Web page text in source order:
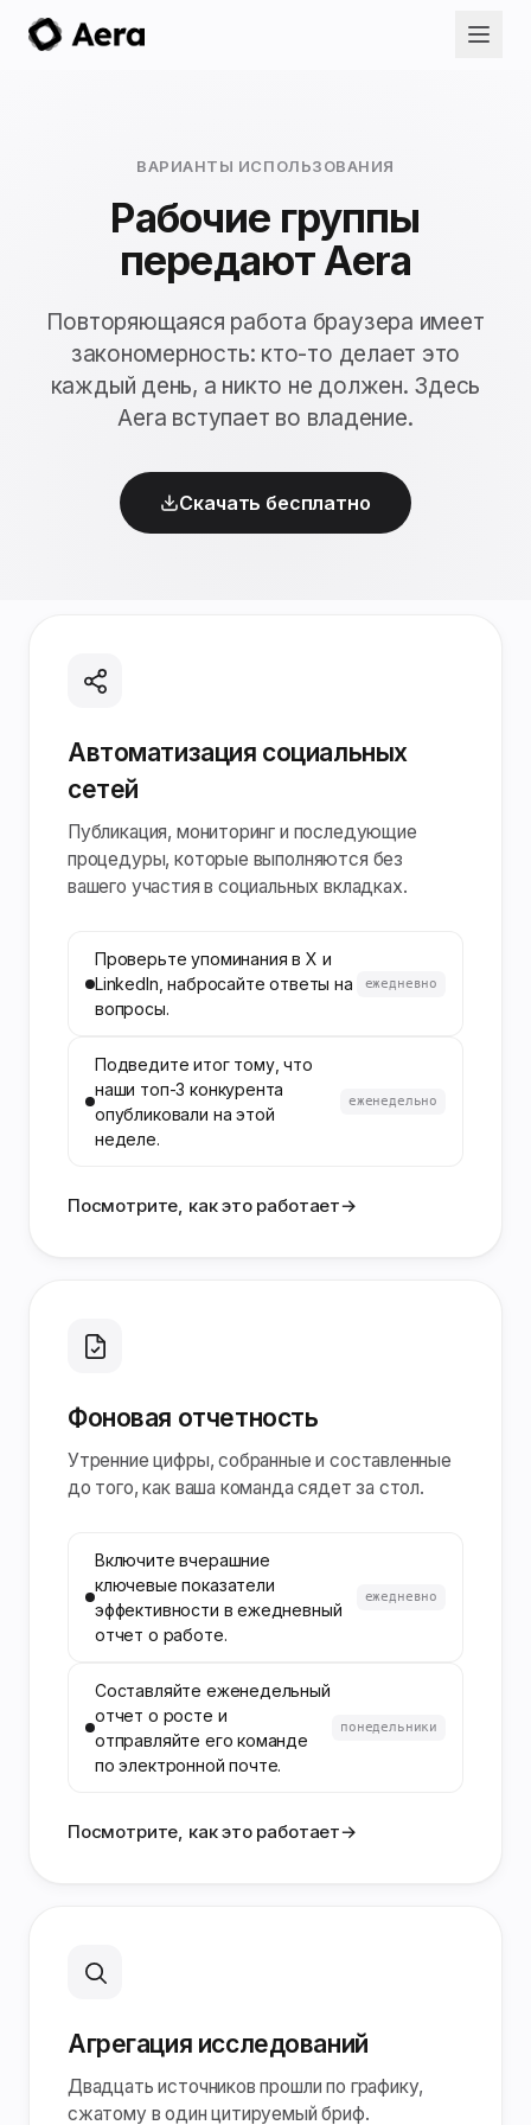
ВАРИАНТЫ ИСПОЛЬЗОВАНИЯ
Рабочие группы
передают Aera
Повторяющаяся работа браузера имеет
закономерность: кто-то делает это
каждый день, а никто не должен. Здесь
Aera вступает во владение.
Скачать бесплатно
Автоматизация социальных
сетей
Публикация, мониторинг и последующие
процедуры, которые выполняются без
вашего участия в социальных вкладках.
Проверьте упоминания в X и
LinkedIn, набросайте ответы на
вопросы.
ежедневно
Подведите итог тому, что
наши топ-3 конкурента
опубликовали на этой
неделе.
еженедельно
Посмотрите, как это работает→
Фоновая отчетность
Утренние цифры, собранные и составленные
до того, как ваша команда сядет за стол.
Включите вчерашние
ключевые показатели
эффективности в ежедневный
отчет о работе.
ежедневно
Составляйте еженедельный
отчет о росте и
отправляйте его команде
по электронной почте.
понедельники
Посмотрите, как это работает→
Агрегация исследований
Двадцать источников прошли по графику,
сжатому в один цитируемый бриф.